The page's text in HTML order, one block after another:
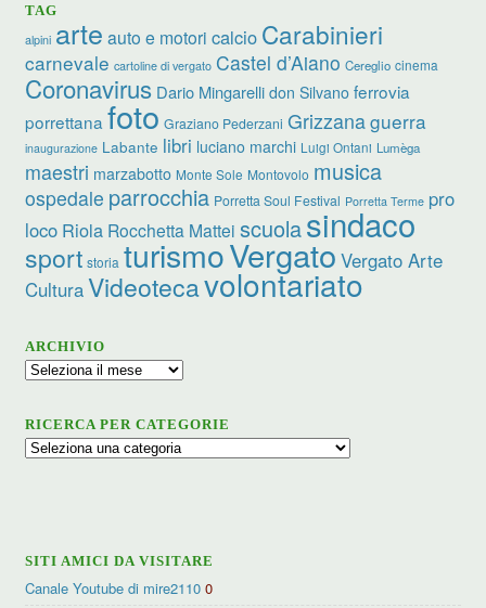
TAG
alpini arte auto e motori calcio Carabinieri
carnevale cartoline di vergato Castel d’Aiano Cereglio cinema
Coronavirus Dario Mingarelli don Silvano ferrovia
porrettana foto Graziano Pederzani Grizzanaguerra
inaugurazione Labante libri luciano marchi Luigi Ontani Lumèga
maestri marzabotto Monte Sole Montovolo musica
ospedale parrocchia Porretta Soul Festival Porretta Terme pro
loco Riola Rocchetta Mattei scuolasindaco
sport storia turismoVergato Vergato Arte
CulturaVideotecavolontariato
ARCHIVIO
Archivio
RICERCA PER CATEGORIE
Ricerca
SITI AMICI DA VISITARE
Canale Youtube di mire2110 0